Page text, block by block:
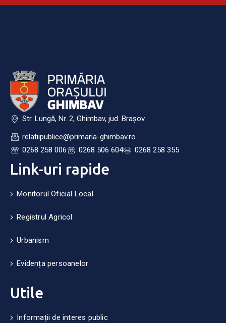
Str. Lungă, Nr. 2, Ghimbav, jud. Brașov
relatiipublice@primaria-ghimbav.ro
0268 258 006
0268 506 604 0268 258 355
Link-uri rapide
Monitorul Oficial Local
Registrul Agricol
Urbanism
Evidența persoanelor
Utile
Informații de interes public